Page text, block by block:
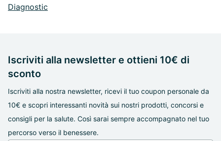
Diagnostic
Iscriviti alla newsletter e ottieni 10€ di
sconto
Iscriviti alla nostra newsletter, ricevi il tuo coupon personale da
10€ e scopri interessanti novità sui nostri prodotti, concorsi e
consigli per la salute. Così sarai sempre accompagnato nel tuo
percorso verso il benessere.